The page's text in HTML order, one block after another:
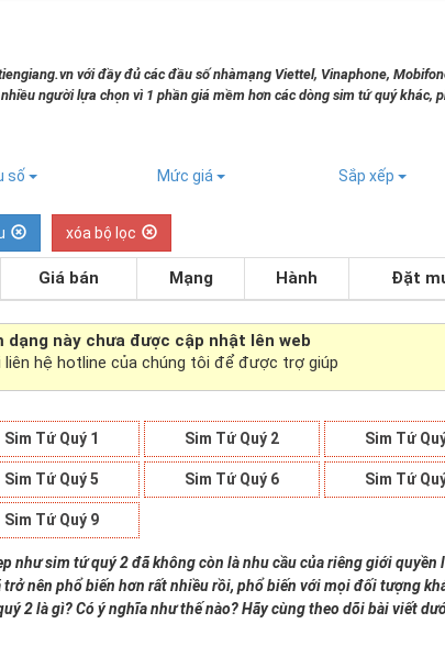
với đầy đủ các đầu số nhàmạng Viettel, Vinaphone,
người lựa chọn vì 1 phần giá mềm hơn các dòng sim tứ quý khác,
số Mức giá Sắp xếp
xóa bộ lọc
Giá bán Mạng Hành Đặt
dạng này chưa được cập nhật lên web
liên hệ hotline của chúng tôi để được trợ giúp
Sim Tứ Quý 1 Sim Tứ Quý 2 Sim Tứ
Sim Tứ Quý 5 Sim Tứ Quý 6 Sim Tứ
Sim Tứ Quý 9
như sim tứ quý 2 đã không còn là nhu cầu của riêng giới quyền
nên phổ biến hơn rất nhiều rồi, phổ biến với mọi đối tượng
2 là gì? Có ý nghĩa như thế nào? Hãy cùng theo dõi bài viết